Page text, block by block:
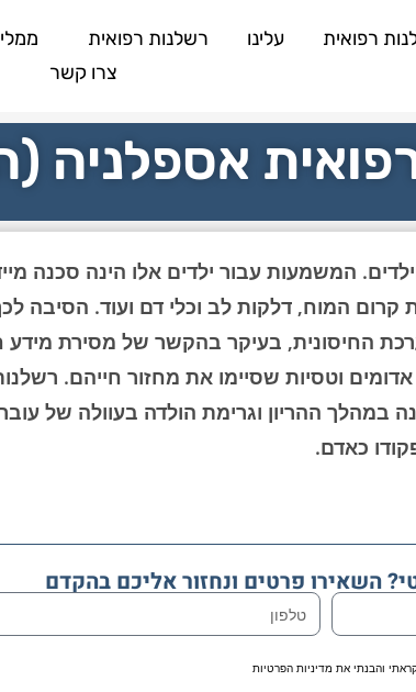
רפואית עלינו רשלנות רפואית
צרו קשר
אספלניה
המשמעות עבור ילדים אלו הינה סכנה
קרום המוח, דלקות לב וכלי דם ועוד. הסיבה
החיסונית, בעיקר בהקשר של מסירת מידע
וטסיות שסיימו את מחזור חייהם.
במהלך ההריון וגרימת הולדה בעוולה של
כאדם.
השאירו פרטים ונחזור אליכם בהקדם
והבנתי את מדיניות הפרטיות